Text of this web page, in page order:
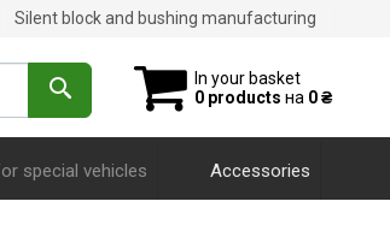
Silent block and bushing manufacturing
In your basket
0 products на 0 ₴
special vehicles Accessories